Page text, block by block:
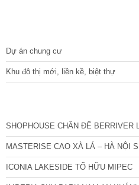
Dự án chung cư
Khu đô thị mới, liền kề, biệt thự
SHOPHOUSE CHÂN ĐẾ BERRIVER
MASTERISE CAO XÀ LÁ – HÀ NỘI
ICONIA LAKESIDE TỐ HỮU MIPEC